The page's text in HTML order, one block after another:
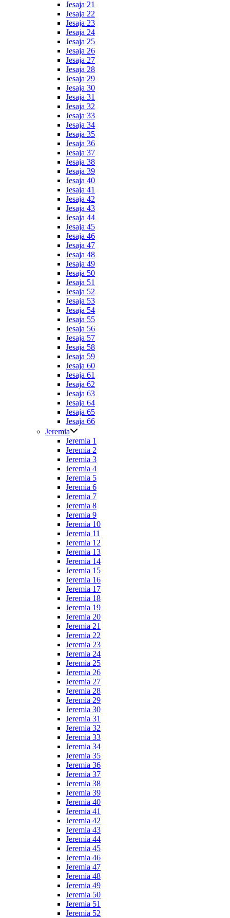
Jesaja 21
Jesaja 22
Jesaja 23
Jesaja 24
Jesaja 25
Jesaja 26
Jesaja 27
Jesaja 28
Jesaja 29
Jesaja 30
Jesaja 31
Jesaja 32
Jesaja 33
Jesaja 34
Jesaja 35
Jesaja 36
Jesaja 37
Jesaja 38
Jesaja 39
Jesaja 40
Jesaja 41
Jesaja 42
Jesaja 43
Jesaja 44
Jesaja 45
Jesaja 46
Jesaja 47
Jesaja 48
Jesaja 49
Jesaja 50
Jesaja 51
Jesaja 52
Jesaja 53
Jesaja 54
Jesaja 55
Jesaja 56
Jesaja 57
Jesaja 58
Jesaja 59
Jesaja 60
Jesaja 61
Jesaja 62
Jesaja 63
Jesaja 64
Jesaja 65
Jesaja 66
Jeremia
Jeremia 1
Jeremia 2
Jeremia 3
Jeremia 4
Jeremia 5
Jeremia 6
Jeremia 7
Jeremia 8
Jeremia 9
Jeremia 10
Jeremia 11
Jeremia 12
Jeremia 13
Jeremia 14
Jeremia 15
Jeremia 16
Jeremia 17
Jeremia 18
Jeremia 19
Jeremia 20
Jeremia 21
Jeremia 22
Jeremia 23
Jeremia 24
Jeremia 25
Jeremia 26
Jeremia 27
Jeremia 28
Jeremia 29
Jeremia 30
Jeremia 31
Jeremia 32
Jeremia 33
Jeremia 34
Jeremia 35
Jeremia 36
Jeremia 37
Jeremia 38
Jeremia 39
Jeremia 40
Jeremia 41
Jeremia 42
Jeremia 43
Jeremia 44
Jeremia 45
Jeremia 46
Jeremia 47
Jeremia 48
Jeremia 49
Jeremia 50
Jeremia 51
Jeremia 52